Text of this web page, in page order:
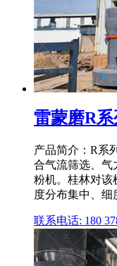
雷蒙磨R
产品简介：R系
合气流筛选、气
粉机。桂林对该
度分布集中、
联系电话: 180